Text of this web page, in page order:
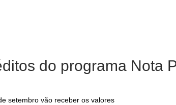
do programa Nota
setembro vão receber os valores